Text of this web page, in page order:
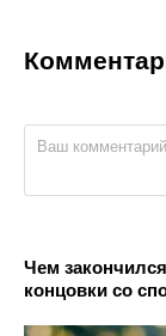
Чем
концовки со